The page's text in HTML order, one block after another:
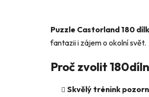
Puzzle Castorland 180
fantazii i zájem o okolní svět.
Proč zvolit
Skvělý trénink